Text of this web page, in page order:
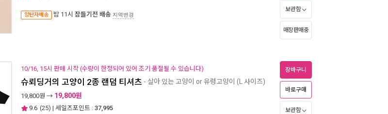
양탄자배송 밤 11시 잠들기전 배송 지역변경
보관함
매장판매중
10/16, 15시 판매 시작 (수량이 한정되어 있어 조기 품절될 수 있습니다)
슈뢰딩거의 고양이 2종 랜덤 티셔츠 - 살아 있는 고양이 or 유령고양이 (L 사이즈)
19,800원 → 19,800원
9.6 (25) | 세일즈포인트 : 37,995
장바구니
바로구매
보관함